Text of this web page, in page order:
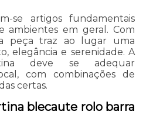
se artigos fundamentais
ambientes em geral. Com
peça traz ao lugar uma
elegância e serenidade. A
deve se adequar
com combinações de
certas.
blecaute rolo barra